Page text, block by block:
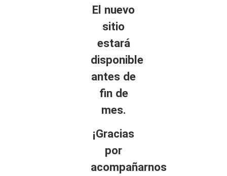
El nuevo
sitio
estará
disponible
antes de
fin de
mes.
¡Gracias
por
acompañarnos